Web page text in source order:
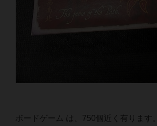
ボードゲーム は、750個近く有ります。